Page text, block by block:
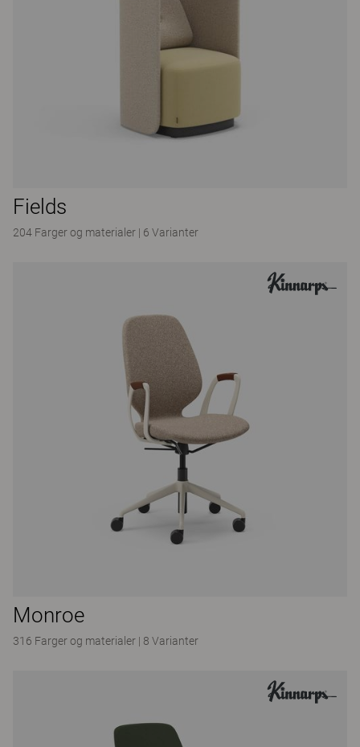
Fields
204 Farger og materialer | 6 Varianter
Monroe
316 Farger og materialer | 8 Varianter